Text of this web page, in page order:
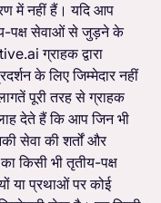
में नहीं हैं। यदि आप
पक्ष सेवाओं से जुड़ने के
ग्राहक द्वारा
के लिए जिम्मेदार नहीं
पूरी तरह से ग्राहक
देते हैं कि आप जिन भी
सेवा की शर्तों और
किसी भी तृतीय-पक्ष
या प्रथाओं पर कोई